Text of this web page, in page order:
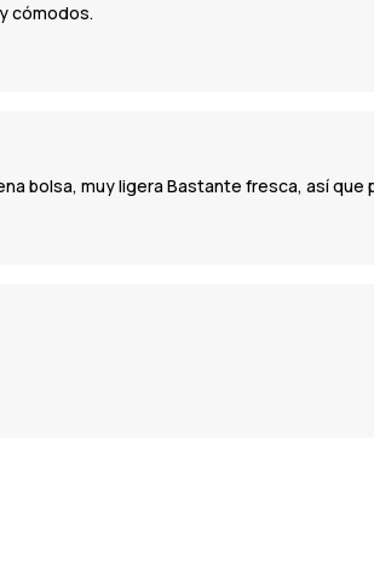
cómodos.
bolsa, muy ligera Bastante fresca, así